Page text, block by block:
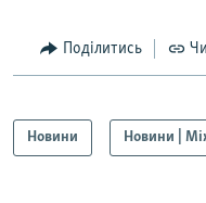
Поділитись
Новини Новини |